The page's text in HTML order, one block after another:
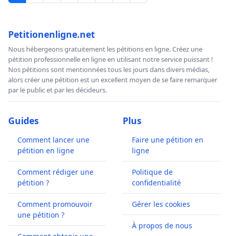
Petitionenligne.net
Nous hébergeons gratuitement les pétitions en ligne. Créez une
pétition professionnelle en ligne en utilisant notre service puissant !
Nos pétitions sont mentionnées tous les jours dans divers médias,
alors créer une pétition est un excellent moyen de se faire remarquer
par le public et par les décideurs.
Guides
Comment lancer une
pétition en ligne
Comment rédiger une
pétition ?
Comment promouvoir
une pétition ?
Plus
Faire une pétition en
ligne
Politique de
confidentialité
Gérer les cookies
À propos de nous